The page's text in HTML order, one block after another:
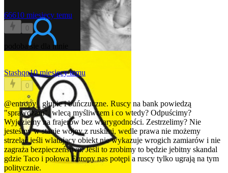
66610 miesięcy temu
0
podoba sie dla mnie
Stashqo10 miesięcy temu
0
@entropy_ głupie i buńczuczne. Ruscy na bank powiedzą
"sprawdzam", wlecą myśliwcem i co wtedy? Odpuścimy?
Wyjdziemy na frajerów bez wiarygodności. Zestrzelimy? Nie
jesteśmy w stanie wojny z ruskimi, wedle prawa nie możemy
strzelać jeśli wlatujący obiekt nie wykazuje wrogich zamiarów i nie
zagraża bezpieczeństwu. Jeśli to zrobimy to będzie jebitny skandal
gdzie Taco i połowa Europy nas potępi a ruscy tylko ugrają na tym
politycznie.